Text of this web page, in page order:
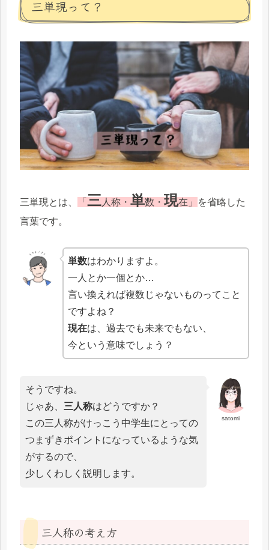
三単現って？
三単現とは、 「 三 人称・ 単数・ 現在」
を省略した
言葉です。
単数はわかりますよ。
一人とか一個とか…
言い換えれば複数じゃないものってこと
ですよね？
現在は、過去でも未来でもない、
今という意味でしょう？
satomi
そうですね。
じゃあ、 三人称はどうですか？
この三人称がけっこう中学生にとっての
つまずきポイントになっているような気
がするので、
少しくわしく説明します。
三人称の考え方